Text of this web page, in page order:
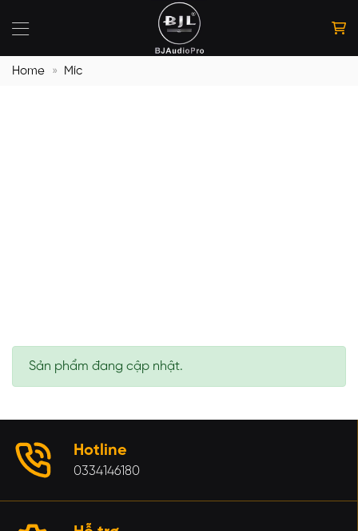
qua
dung
Home » Míc
Sản phẩm đang cập nhật.
Hotline
0334146180